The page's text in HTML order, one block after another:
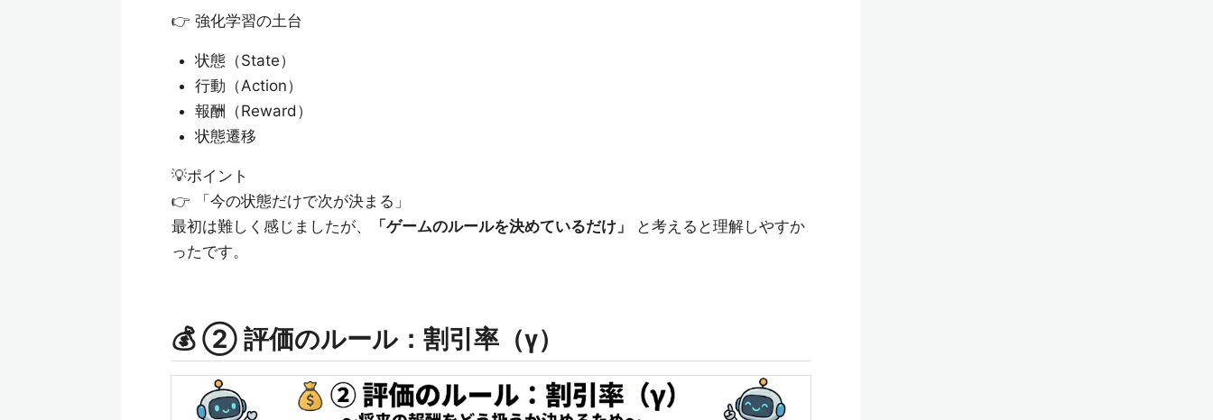
👉 強化学習の土台
状態（State）
行動（Action）
報酬（Reward）
状態遷移
💡ポイント
👉 「今の状態だけで次が決まる」
最初は難しく感じましたが、
「ゲームのルールを決めているだけ」
と考えると理解しやすか
ったです。
💰 ② 評価のルール：割引率（γ）